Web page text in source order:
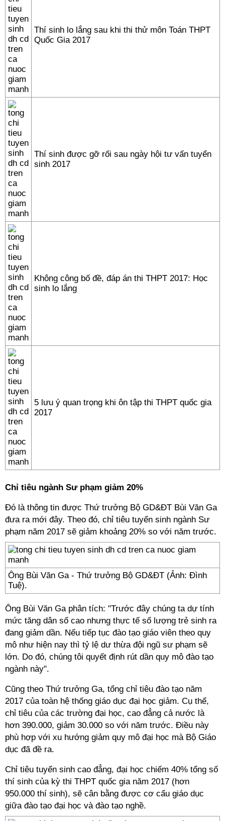
Thí sinh lo lắng sau khi thi thử môn Toán THPT
Quốc Gia 2017
Thí sinh được gỡ rối sau ngày hội tư vấn tuyển
sinh 2017
Không công bố đề, đáp án thi THPT 2017: Học
sinh lo lắng
5 lưu ý quan trọng khi ôn tập thi THPT quốc gia
2017
Chỉ tiêu ngành Sư phạm giảm 20%
Đó là thông tin được Thứ trưởng Bộ GD&ĐT Bùi Văn Ga
đưa ra mới đây. Theo đó, chỉ tiêu tuyển sinh ngành Sư
phạm năm 2017 sẽ giảm khoảng 20% so với năm trước.
Ông Bùi Văn Ga - Thứ trưởng Bộ GD&ĐT (Ảnh: Đình
Tuệ).
Ông Bùi Văn Ga phân tích: "Trước đây chúng ta dự tính
mức tăng dân số cao nhưng thực tế số lượng trẻ sinh ra
đang giảm dần. Nếu tiếp tục đào tạo giáo viên theo quy
mô như hiện nay thì tỷ lệ dư thừa đội ngũ sư phạm sẽ
lớn. Do đó, chúng tôi quyết định rút dần quy mô đào tạo
ngành này".
Cũng theo Thứ trưởng Ga, tổng chỉ tiêu đào tạo năm
2017 của toàn hệ thống giáo dục đại học giảm. Cụ thể,
chỉ tiêu của các trường đại học, cao đẳng cả nước là
hơn 390.000, giảm 30.000 so với năm trước. Điều này
phù hợp với xu hướng giảm quy mô đại học mà Bộ Giáo
dục đã đề ra.
Chỉ tiêu tuyển sinh cao đẳng, đại học chiếm 40% tổng số
thí sinh của kỳ thi THPT quốc gia năm 2017 (hơn
950.000 thí sinh), sẽ cân bằng được cơ cấu giáo dục
giữa đào tạo đại học và đào tạo nghề.